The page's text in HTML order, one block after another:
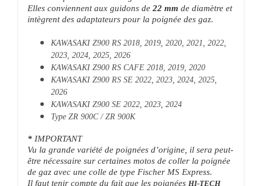
Elles conviennent aux guidons de 22 mm de diamètre et
intègrent des adaptateurs pour la poignée des gaz.
KAWASAKI Z900 RS 2018, 2019, 2020, 2021, 2022,
2023, 2024, 2025, 2026
KAWASAKI Z900 RS CAFE 2018, 2019, 2020
KAWASAKI Z900 RS SE 2022, 2023, 2024, 2025,
2026
KAWASAKI Z900 SE 2022, 2023, 2024
Type ZR 900C / ZR 900K
*IMPORTANT
Vu la grande variété de poignées d’origine, il sera peut-
être nécessaire sur certaines motos de coller la poignée
de gaz avec une colle de type Fischer MS Express.
Il faut tenir compte du fait que les poignées HI-TECH